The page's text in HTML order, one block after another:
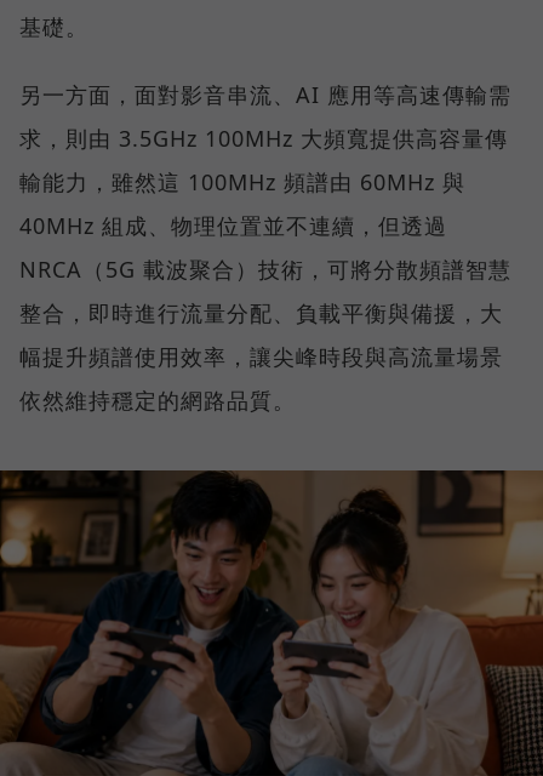
基礎。
另一方面，面對影音串流、AI 應用等高速傳輸需
求，則由 3.5GHz 100MHz 大頻寬提供高容量傳
輸能力，雖然這 100MHz 頻譜由 60MHz 與
40MHz 組成、物理位置並不連續，但透過
NRCA（5G 載波聚合）技術，可將分散頻譜智慧
整合，即時進行流量分配、負載平衡與備援，大
幅提升頻譜使用效率，讓尖峰時段與高流量場景
依然維持穩定的網路品質。